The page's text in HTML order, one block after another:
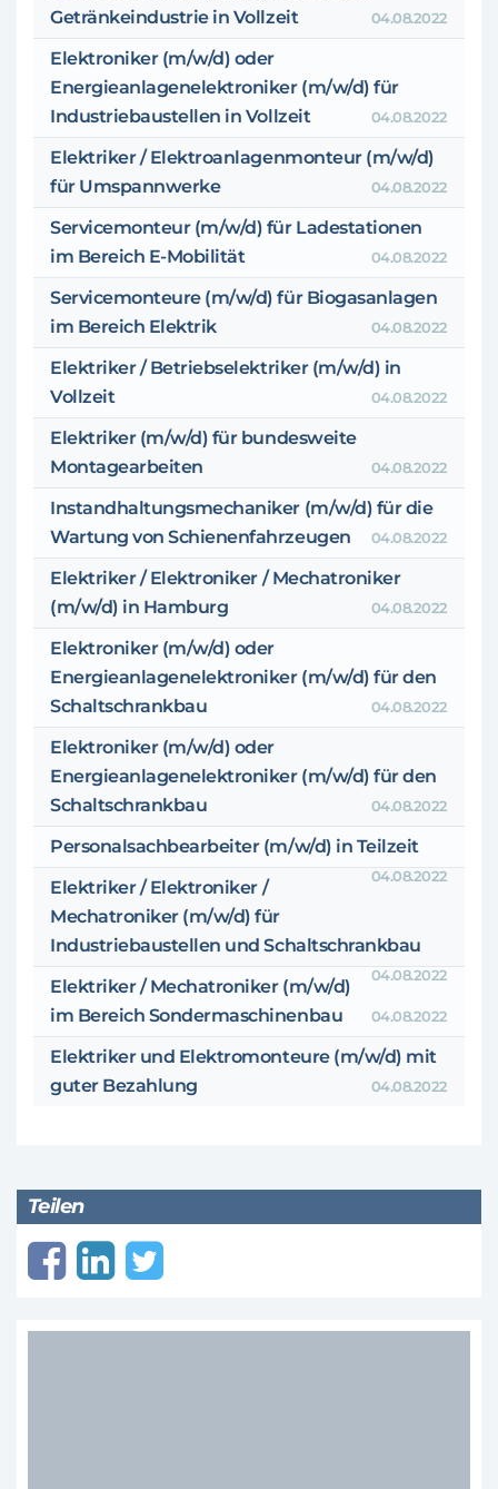
Getränkeindustrie in Vollzeit
04.08.2022
Elektroniker (m/w/d) oder
Energieanlagenelektroniker (m/w/d) für
Industriebaustellen in Vollzeit
04.08.2022
Elektriker / Elektroanlagenmonteur (m/w/d)
für Umspannwerke
04.08.2022
Servicemonteur (m/w/d) für Ladestationen
im Bereich E-Mobilität
04.08.2022
Servicemonteure (m/w/d) für Biogasanlagen
im Bereich Elektrik
04.08.2022
Elektriker / Betriebselektriker (m/w/d) in
Vollzeit
04.08.2022
Elektriker (m/w/d) für bundesweite
Montagearbeiten
04.08.2022
Instandhaltungsmechaniker (m/w/d) für die
Wartung von Schienenfahrzeugen
04.08.2022
Elektriker / Elektroniker / Mechatroniker
(m/w/d) in Hamburg
04.08.2022
Elektroniker (m/w/d) oder
Energieanlagenelektroniker (m/w/d) für den
Schaltschrankbau
04.08.2022
Elektroniker (m/w/d) oder
Energieanlagenelektroniker (m/w/d) für den
Schaltschrankbau
04.08.2022
Personalsachbearbeiter (m/w/d) in Teilzeit
04.08.2022
Elektriker / Elektroniker /
Mechatroniker (m/w/d) für
Industriebaustellen und Schaltschrankbau
04.08.2022
Elektriker / Mechatroniker (m/w/d)
im Bereich Sondermaschinenbau
04.08.2022
Elektriker und Elektromonteure (m/w/d) mit
guter Bezahlung
04.08.2022
Teilen